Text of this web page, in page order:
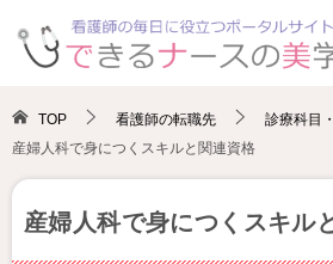
TOP 看護師の転職先 診療科目
産婦人科で身につくスキルと関連資格
産婦人科で身につくスキル